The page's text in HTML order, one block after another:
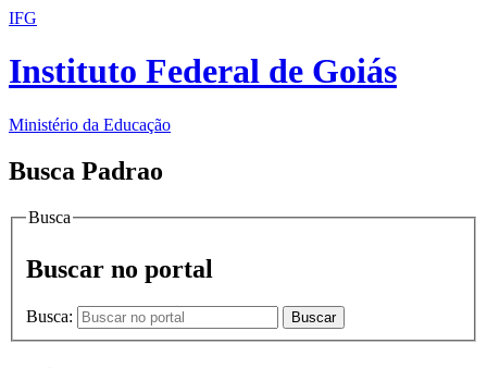
IFG
Instituto Federal de Goiás
Ministério da Educação
Busca Padrao
Busca
Buscar no portal
Busca: Buscar